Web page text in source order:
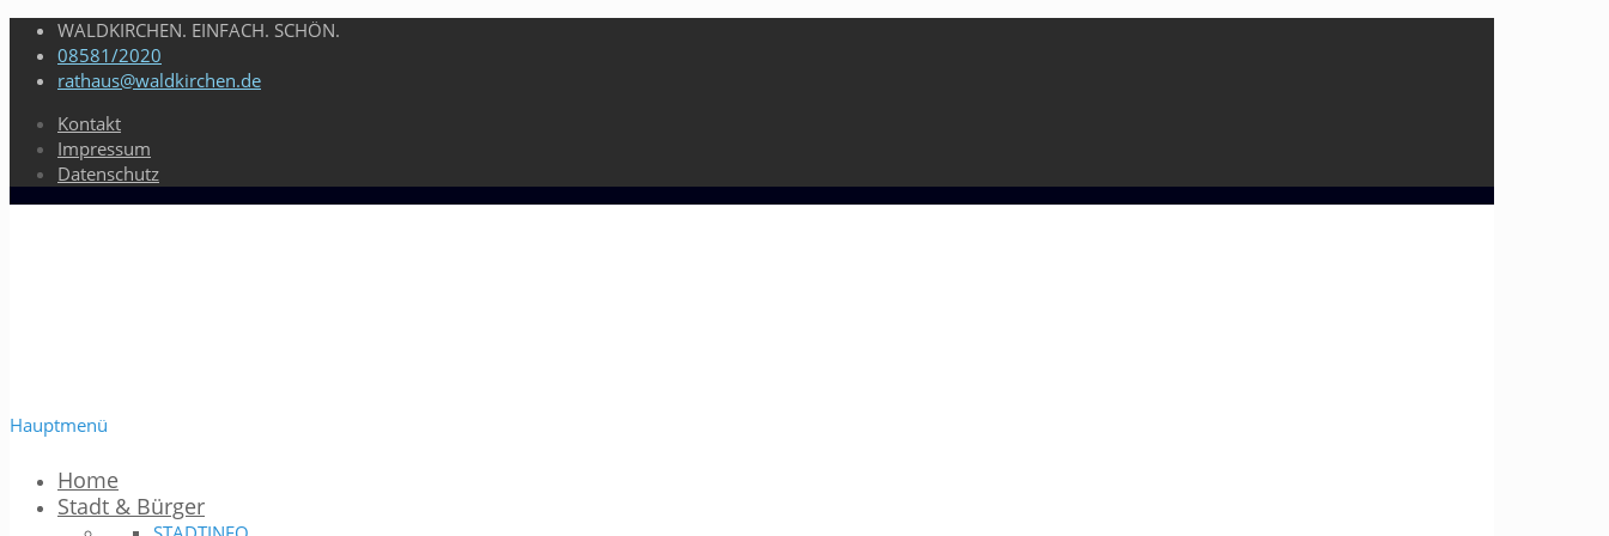
WALDKIRCHEN. EINFACH. SCHÖN.
08581/2020
rathaus@waldkirchen.de
Kontakt
Impressum
Datenschutz
Hauptmenü
Home
Stadt & Bürger